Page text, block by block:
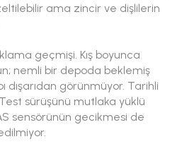
ama zincir ve dişlilerin
geçmişi. Kış boyunca
nemli bir depoda beklemiş
dışarıdan görünmüyor. Tarihli
sürüşünü mutlaka yüklü
sensörünün gecikmesi de